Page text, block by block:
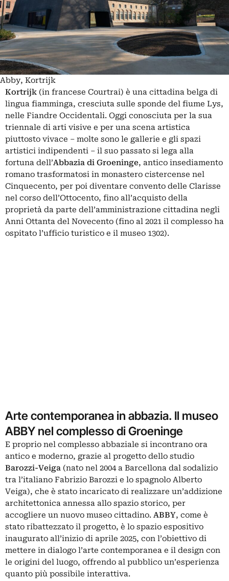
Abby, Kortrijk
Kortrijk (in francese Courtrai) è una cittadina belga di
lingua fiamminga, cresciuta sulle sponde del fiume Lys,
nelle Fiandre Occidentali. Oggi conosciuta per la sua
triennale di arti visive e per una scena artistica
piuttosto vivace – molte sono le gallerie e gli spazi
artistici indipendenti – il suo passato si lega alla
fortuna dell’Abbazia di Groeninge, antico insediamento
romano trasformatosi in monastero cistercense nel
Cinquecento, per poi diventare convento delle Clarisse
nel corso dell’Ottocento, fino all’acquisto della
proprietà da parte dell’amministrazione cittadina negli
Anni Ottanta del Novecento (fino al 2021 il complesso ha
ospitato l’ufficio turistico e il museo 1302).
Arte contemporanea in abbazia. Il museo
ABBY nel complesso di Groeninge
E proprio nel complesso abbaziale si incontrano ora
antico e moderno, grazie al progetto dello studio
Barozzi-Veiga (nato nel 2004 a Barcellona dal sodalizio
tra l’italiano Fabrizio Barozzi e lo spagnolo Alberto
Veiga), che è stato incaricato di realizzare un’addizione
architettonica annessa allo spazio storico, per
accogliere un nuovo museo cittadino. ABBY, come è
stato ribattezzato il progetto, è lo spazio espositivo
inaugurato all’inizio di aprile 2025, con l’obiettivo di
mettere in dialogo l’arte contemporanea e il design con
le origini del luogo, offrendo al pubblico un’esperienza
quanto più possibile interattiva.